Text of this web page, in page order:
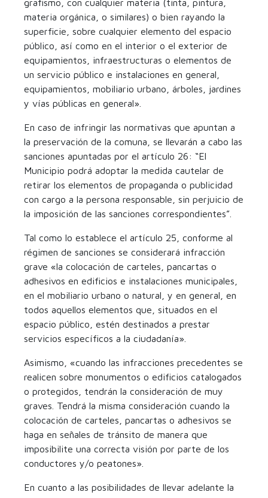
grafismo, con cualquier materia (tinta, pintura,
materia orgánica, o similares) o bien rayando la
superficie, sobre cualquier elemento del espacio
público, así como en el interior o el exterior de
equipamientos, infraestructuras o elementos de
un servicio público e instalaciones en general,
equipamientos, mobiliario urbano, árboles, jardines
y vías públicas en general».
En caso de infringir las normativas que apuntan a
la preservación de la comuna, se llevarán a cabo las
sanciones apuntadas por el artículo 26: “El
Municipio podrá adoptar la medida cautelar de
retirar los elementos de propaganda o publicidad
con cargo a la persona responsable, sin perjuicio de
la imposición de las sanciones correspondientes”.
Tal como lo establece el artículo 25, conforme al
régimen de sanciones se considerará infracción
grave «la colocación de carteles, pancartas o
adhesivos en edificios e instalaciones municipales,
en el mobiliario urbano o natural, y en general, en
todos aquellos elementos que, situados en el
espacio público, estén destinados a prestar
servicios específicos a la ciudadanía».
Asimismo, «cuando las infracciones precedentes se
realicen sobre monumentos o edificios catalogados
o protegidos, tendrán la consideración de muy
graves. Tendrá la misma consideración cuando la
colocación de carteles, pancartas o adhesivos se
haga en señales de tránsito de manera que
imposibilite una correcta visión por parte de los
conductores y/o peatones».
En cuanto a las posibilidades de llevar adelante la